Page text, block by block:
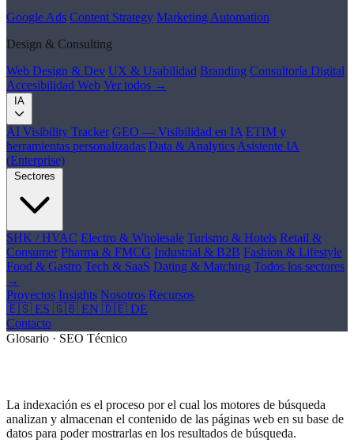
Google Ads Content Strategy Marketing Automation
Design & Consulting
Web Design & Dev UX & Usabilidad Branding Consultoría Digital
Accesibilidad Web Ver todos →
IA
AI Visibility Tracker GEO — Visibilidad en IA ETIM y
herramientas personalizadas Data & Analytics Asistente IA
(Enterprise)
Sectores
SHK / HVAC Electro & Wholesale Turismo & Hotels Retail &
Consumer Pharma & FMCG Industrial & B2B Fashion & Lifestyle
Food & Gastro Tech & SaaS Dating & Matching Todos los sectores
→
Proyectos Insights Nosotros Recursos
🇪🇸 ES 🇬🇧 EN 🇩🇪 DE
Contacto
Glosario · SEO Técnico
La indexación es el proceso por el cual los motores de búsqueda
analizan y almacenan el contenido de las páginas web en su base de
datos para poder mostrarlas en los resultados de búsqueda.